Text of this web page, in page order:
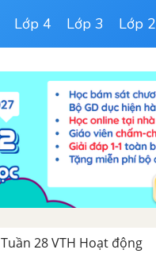
Lớp 4 Lớp 3 Lớp 2
Tuần 28 VTH Hoạt động